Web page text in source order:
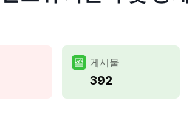
게시물
392